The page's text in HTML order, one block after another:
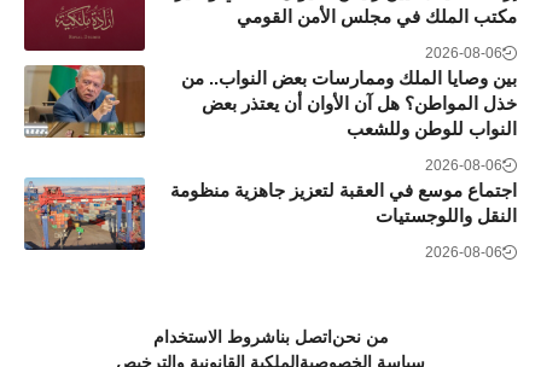
مكتب الملك في مجلس الأمن القومي
2026-08-06
بين وصايا الملك وممارسات بعض النواب.. من
خذل المواطن؟ هل آن الأوان أن يعتذر بعض
النواب للوطن وللشعب
2026-08-06
اجتماع موسع في العقبة لتعزيز جاهزية منظومة
النقل واللوجستيات
2026-08-06
من نحن اتصل بناشروط الاستخدام
سياسة الخصوصية الملكية القانونية والترخيص